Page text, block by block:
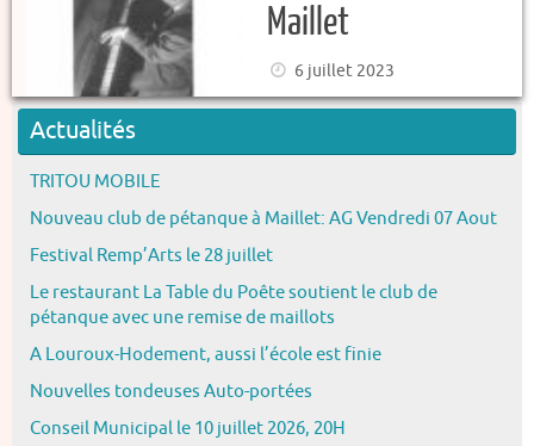
Maillet
6 juillet 2023
Actualités
TRITOU MOBILE
Nouveau club de pétanque à Maillet: AG Vendredi 07 Aout
Festival Remp’Arts le 28 juillet
Le restaurant La Table du Poête soutient le club de
pétanque avec une remise de maillots
A Louroux-Hodement, aussi l’école est finie
Nouvelles tondeuses Auto-portées
Conseil Municipal le 10 juillet 2026, 20H